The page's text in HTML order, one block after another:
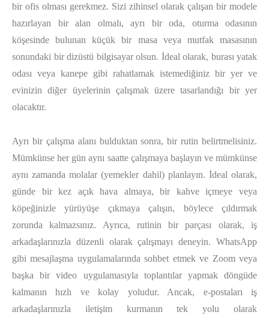
bir ofis olması gerekmez. Sizi zihinsel olarak çalışan bir modele
hazırlayan bir alan olmalı, ayrı bir oda, oturma odasının
köşesinde bulunan küçük bir masa veya mutfak masasının
sonundaki bir dizüstü bilgisayar olsun. İdeal olarak, burası yatak
odası veya kanepe gibi rahatlamak istemediğiniz bir yer ve
evinizin diğer üyelerinin çalışmak üzere tasarlandığı bir yer
olacaktır.
Ayrı bir çalışma alanı bulduktan sonra, bir rutin belirtmelisiniz.
Mümkünse her gün aynı saatte çalışmaya başlayın ve mümkünse
aynı zamanda molalar (yemekler dahil) planlayın. İdeal olarak,
günde bir kez açık hava almaya, bir kahve içmeye veya
köpeğinizle yürüyüşe çıkmaya çalışın, böylece çıldırmak
zorunda kalmazsınız. Ayrıca, rutinin bir parçası olarak, iş
arkadaşlarınızla düzenli olarak çalışmayı deneyin. WhatsApp
gibi mesajlaşma uygulamalarında sohbet etmek ve Zoom veya
başka bir video uygulamasıyla toplantılar yapmak döngüde
kalmanın hızlı ve kolay yoludur. Ancak, e-postaları iş
arkadaşlarınızla iletişim kurmanın tek yolu olarak